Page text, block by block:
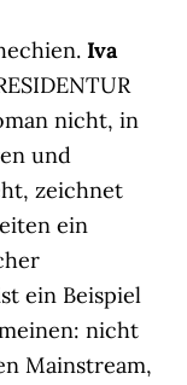
Iva
nicht, in
und
zeichnet
ein
ein Beispiel
nicht
Mainstream,